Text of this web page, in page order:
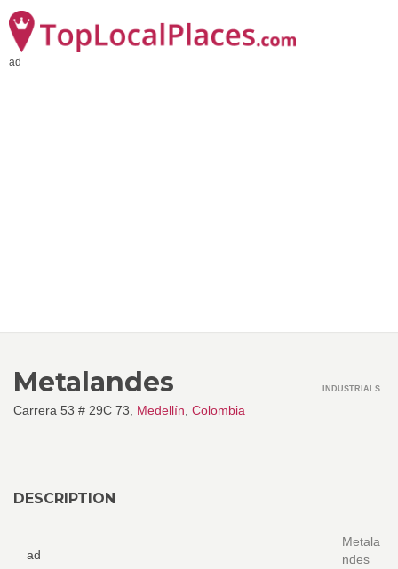
ad
Metalandes
Carrera 53 # 29C 73, Medellín Colombia
INDUSTRIALS
DESCRIPTION
ad
Metala
ndes